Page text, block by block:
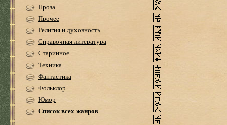
Проза
Прочее
Религия и духовность
Справочная литература
Старинное
Техника
Фантастика
Фольклор
Юмор
Список всех жанров